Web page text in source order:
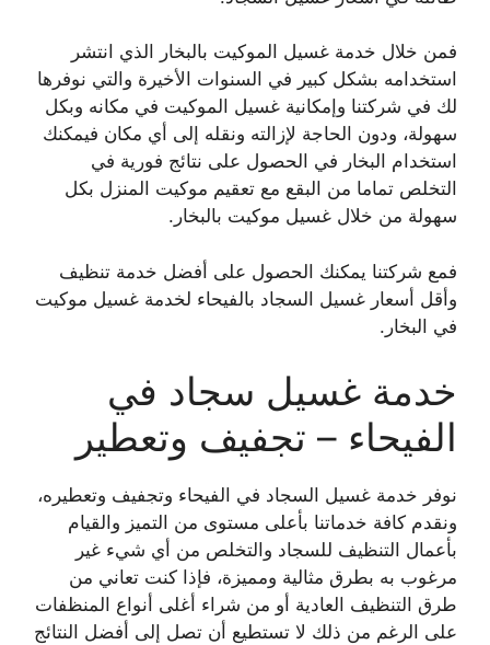
فمن خلال خدمة غسيل الموكيت بالبخار الذي انتشر
استخدامه بشكل كبير في السنوات الأخيرة والتي نوفرها
لك في شركتنا وإمكانية غسيل الموكيت في مكانه وبكل
سهولة، ودون الحاجة لإزالته ونقله إلى أي مكان فيمكنك
استخدام البخار في الحصول على نتائج فورية في
التخلص تماما من البقع مع تعقيم موكيت المنزل بكل
سهولة من خلال غسيل موكيت بالبخار.
فمع شركتنا يمكنك الحصول على أفضل خدمة تنظيف
وأقل أسعار غسيل السجاد بالفيحاء لخدمة غسيل موكيت
في البخار.
خدمة غسيل سجاد في
الفيحاء – تجفيف وتعطير
نوفر خدمة غسيل السجاد في الفيحاء وتجفيف وتعطيره،
ونقدم كافة خدماتنا بأعلى مستوى من التميز والقيام
بأعمال التنظيف للسجاد والتخلص من أي شيء غير
مرغوب به بطرق مثالية ومميزة، فإذا كنت تعاني من
طرق التنظيف العادية أو من شراء أغلى أنواع المنظفات
على الرغم من ذلك لا تستطيع أن تصل إلى أفضل النتائج